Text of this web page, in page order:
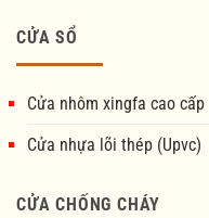
CỬA SỔ
Cửa nhôm xingfa cao cấp
Cửa nhựa lõi thép (Upvc)
CỬA CHỐNG CHÁY